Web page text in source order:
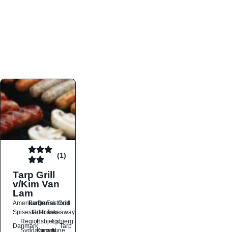
(1)
Tarp Grill
v/Kim Van
Lam
Amerikansk
BurgerDanskFastfood
Grill
SpisestederGrillbarerTakeaway
Danmark
Region
Syddanmark
Esbjerg
Kommune
Esbjerg
N
Tarp